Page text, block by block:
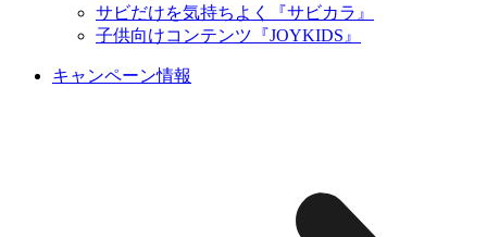
サビだけを気持ちよく『サビカラ』
子供向けコンテンツ『JOYKIDS』
キャンペーン情報